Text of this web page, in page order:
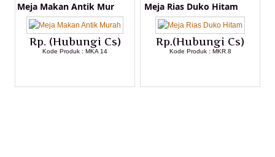
Meja Makan Antik Mur
Rp. (Hubungi Cs)
Kode Produk : MKA 14
Meja Rias Duko Hitam
Rp.(Hubungi Cs)
Kode Produk : MKR 8